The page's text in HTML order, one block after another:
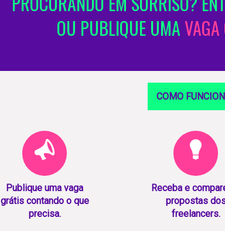
OU PUBLIQUE UMA
COMO
Publique uma vaga
grátis contando o que
precisa.
Receba e
propostas
freelancers.